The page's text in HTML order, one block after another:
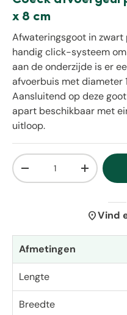
x 8 cm
Afwateringsgoot in
handig click-systeem
aan de onderzijde is er
afvoerbuis met diameter
Aansluitend op deze
apart beschikbaar met
uitloop.
Aantal
Verlaag de hoeveelheid
Verhoog
location_onVind
Afmetingen
Lengte
Breedte